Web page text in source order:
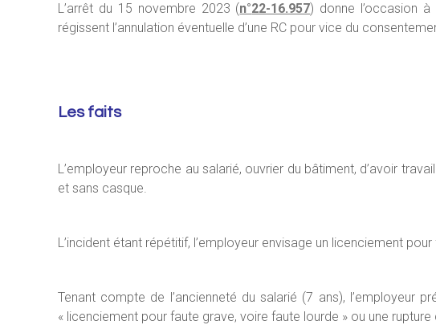
L’arrêt du 15 novembre 2023 (n°22-16.957) donne l’occasion
régissent l’annulation éventuelle d’une RC pour vice du
Les faits
L’employeur reproche au salarié, ouvrier du bâtiment, d’avoir
et sans casque.
L’incident étant répétitif, l’employeur envisage un licenciement
Tenant compte de l’ancienneté du salarié (7 ans), l’employeur
« licenciement pour faute grave, voire faute lourde » ou une rupture